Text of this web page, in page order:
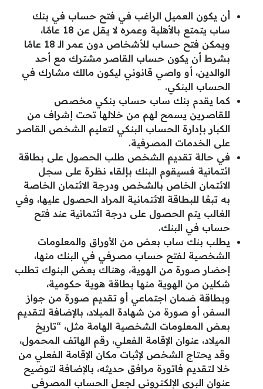
أن يكون العميل الراغب في فتح حساب في بنك
ساب يتمتع بالأهلية وعمره لا يقل عن 18 عامًا،
ويمكن فتح حساب للأشخاص دون عمر الـ 18 عامًا
بشرط أن يكون حساب القاصر مشترك مع أحد
الوالدين، أو واصي قانوني ليكون مالك مشارك في
الحساب البنكي.
كما يقدم بنك ساب حساب بنكي مخصص
للقاصرين يسمح لهم من خلالها تحت إشراف من
الكبار بإدارة الحساب البنكي لتعليم الشخص القاصر
على الخدمات المصرفية.
في حالة تقديم الشخص طلب الحصول على بطاقة
ائتمانية فسيقوم البنك بإلقاء نظرة على سجل
الائتمان الخاص بالشخص ودرجة الائتمان الخاصة
به تبعًا للبطاقة الائتمانية المراد الحصول عليها، وفي
الغالب يتم الحصول على درجة ائتمانية عند فتح
حساب في البنك.
يطلب بنك ساب بعض من الأوراق والمعلومات
الشخصية لفتح حساب مصرفي في البنك منها،
إحضار صورة من الهوية، وهناك بعض البنوك تطلب
شكلين من الهوية منها بطاقة هوية حكومية،
وبطاقة ضمان اجتماعي أو تقديم صورة من جواز
السفر، أو صورة من شهادة الميلاد، بالإضافة لتقديم
بعض المعلومات الشخصية الهامة مثل، “تاريخ
الميلاد، عنوان الإقامة الفعلي، رقم الهاتف المحمول،
وقد يحتاج الشخص لإثبات مكان الإقامة الفعلي من
خلا لتقديم فاتورة مرافق حديثه، بالإضافة لتوضيح
عنوان البري الإلكتروني لجعل الحساب المصرفي